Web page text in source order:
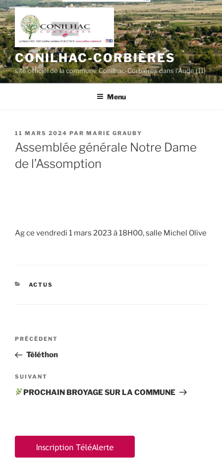
Aller
au
contenu
principal
CONILHAC-CORBIÈRES
site officiel de la commune Conilhac-Corbières dans l'Aude (11)
Menu
PUBLIÉ
LE
11 MARS 2024 PAR MARIE GRAUBY
Assemblée générale Notre Dame
de l’Assomption
Ag ce vendredi 1 mars 2023 à 18H00, salle Michel Olive
CATÉGORIES
ACTUS
Navigation
l’article
Article
précédent
PRÉCÉDENT
Téléthon
Article
suivant
SUIVANT
PROCHAIN BROYAGE SUR LA COMMUNE